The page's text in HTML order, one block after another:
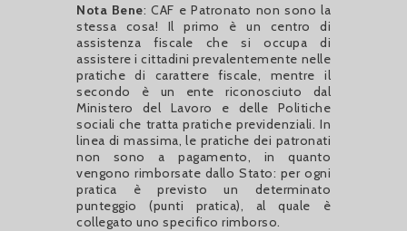
Nota Bene: CAF e Patronato non sono la
stessa cosa! Il primo è un centro di
assistenza fiscale che si occupa di
assistere i cittadini prevalentemente nelle
pratiche di carattere fiscale, mentre il
secondo è un ente riconosciuto dal
Ministero del Lavoro e delle Politiche
sociali che tratta pratiche previdenziali. In
linea di massima, le pratiche dei patronati
non sono a pagamento, in quanto
vengono rimborsate dallo Stato: per ogni
pratica è previsto un determinato
punteggio (punti pratica), al quale è
collegato uno specifico rimborso.